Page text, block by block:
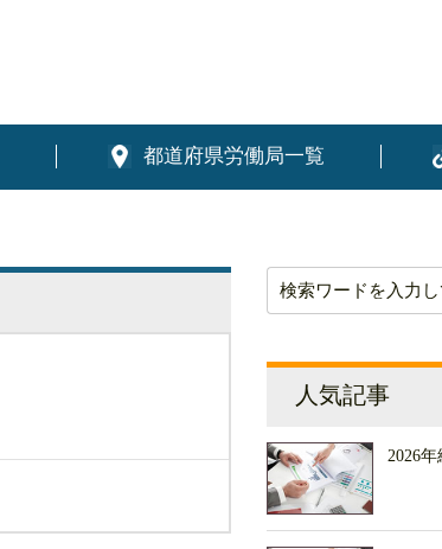
都道府県労働局一覧
人気記事
2026